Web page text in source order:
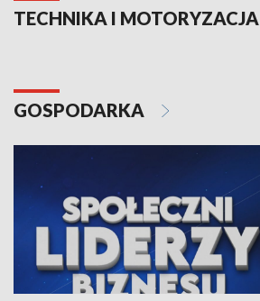
TECHNIKA I MOTORYZACJA
GOSPODARKA